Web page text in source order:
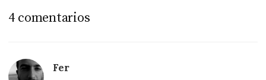
4 comentarios
Fer